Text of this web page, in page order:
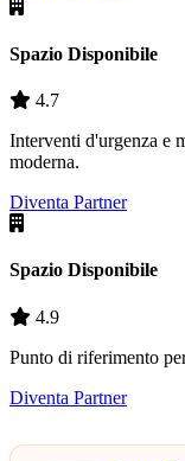
Spazio Disponibile
4.7
Interventi d'urgenza e
moderna.
Diventa Partner
Spazio Disponibile
4.9
Punto di riferimento
Diventa Partner